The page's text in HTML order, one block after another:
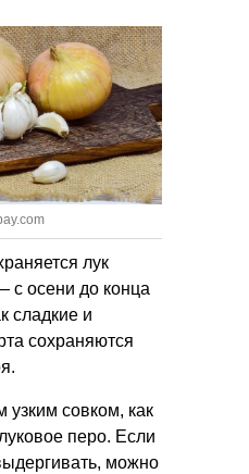
лук
с осени до конца
сладкие и
сохраняются
совком, как
перо. Если
можно